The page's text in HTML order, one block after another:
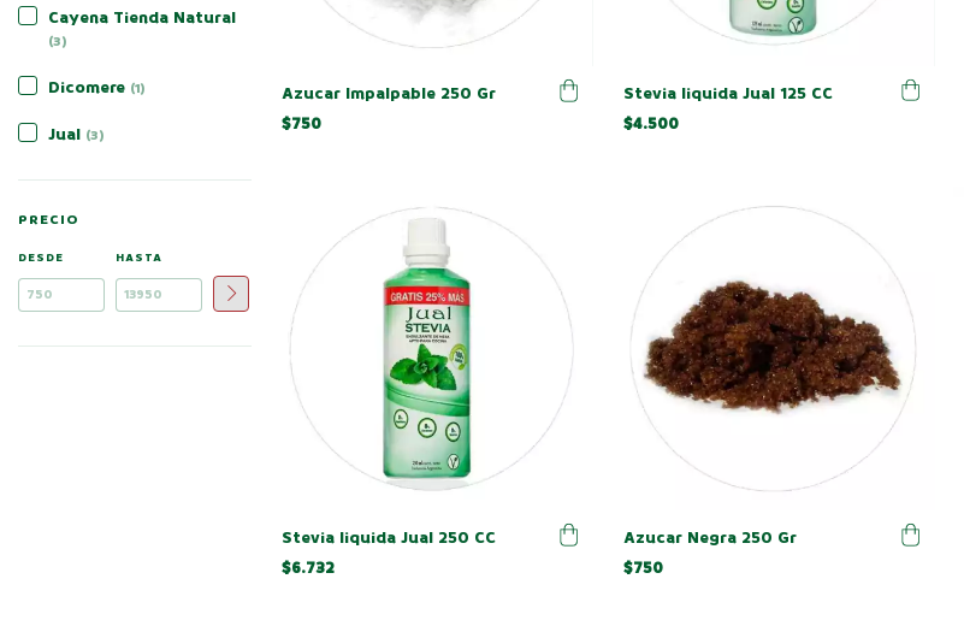
Cayena Tienda Natural
(3)
Dicomere (1)
Jual (3)
PRECIO
DESDE HASTA
Azucar Impalpable 250 Gr
$750
Stevia liquida Jual 125 CC
$4.500
Stevia liquida Jual 250 CC
$6.732
Azucar Negra 250 Gr
$750